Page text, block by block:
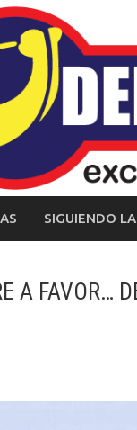
SIGUIENDO
A FAVOR…